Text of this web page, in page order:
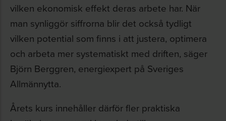
vilken ekonomisk effekt deras arbete har. När
man synliggör siffrorna blir det också tydligt
vilken potential som finns i att justera, optimera
och arbeta mer systematiskt med driften, säger
Björn Berggren, energiexpert på Sveriges
Allmännytta.
Årets kurs innehåller därför fler praktiska